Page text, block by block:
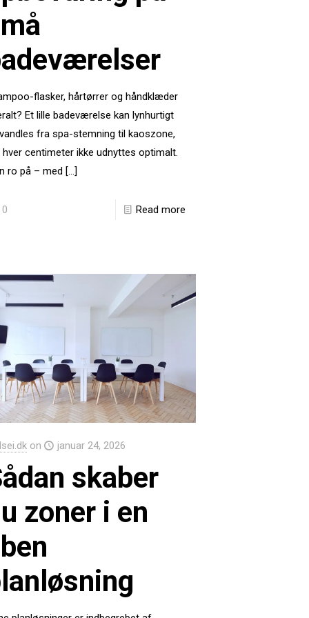
flasker, hårtørrer og håndklæder
Et lille badeværelse kan lynhurtigt
fra spa-stemning til kaoszone,
hver centimeter ikke udnyttes optimalt.
ro på – med […]
0 Read more
on januar 24, 2026
skaber
zoner i en